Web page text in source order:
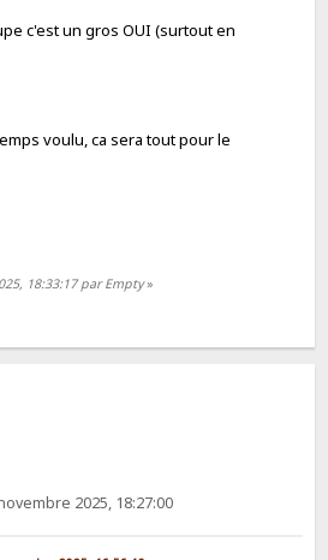
c'est un gros OUI (surtout en
voulu, ca sera tout pour le
18:33:17 par Empty»
2025, 18:27:00